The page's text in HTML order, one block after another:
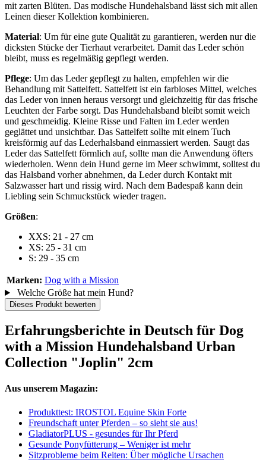
mit zarten Blüten. Das modische Hundehalsband lässt sich mit allen
Leinen dieser Kollektion kombinieren.
Material: Um für eine gute Qualität zu garantieren, werden nur die
dicksten Stücke der Tierhaut verarbeitet. Damit das Leder schön
bleibt, muss es regelmäßig gepflegt werden.
Pflege: Um das Leder gepflegt zu halten, empfehlen wir die
Behandlung mit Sattelfett. Sattelfett ist ein farbloses Mittel, welches
das Leder von innen heraus versorgt und gleichzeitig für das frische
Leuchten der Farbe sorgt. Das Hundehalsband bleibt somit weich
und geschmeidig. Kleine Risse und Falten im Leder werden
geglättet und unsichtbar. Das Sattelfett sollte mit einem Tuch
kreisförmig auf das Lederhalsband einmassiert werden. Saugt das
Leder das Sattelfett förmlich auf, sollte man die Anwendung öfters
wiederholen. Wenn dein Hund gerne im Meer schwimmt, solltest du
das Halsband vorher abnehmen, da Leder durch Kontakt mit
Salzwasser hart und rissig wird. Nach dem Badespaß kann dein
Liebling sein Schmuckstück wieder tragen.
Größen:
XXS: 21 - 27 cm
XS: 25 - 31 cm
S: 29 - 35 cm
Marken: Dog with a Mission
Welche Größe hat mein Hund?
Dieses Produkt bewerten
Erfahrungsberichte in Deutsch für Dog
with a Mission Hundehalsband Urban
Collection "Joplin" 2cm
Aus unserem Magazin:
Produkttest: IROSTOL Equine Skin Forte
Freundschaft unter Pferden – so sieht sie aus!
GladiatorPLUS - gesundes für Ihr Pferd
Gesunde Ponyfütterung – Weniger ist mehr
Sitzprobleme beim Reiten: Über mögliche Ursachen